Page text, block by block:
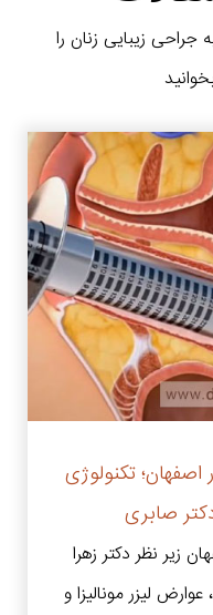
جراحی زیبایی زنان را
اصفهان؛ تکنولوژی
صابری
زیر نظر دکتر زهرا
لیزر مونالیزا و